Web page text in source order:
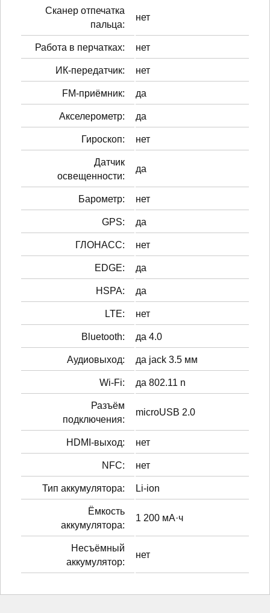
Сканер отпечатка
пальца:
нет
Работа в перчатках: нет
ИК-передатчик: нет
FM-приёмник: да
Акселерометр: да
Гироскоп: нет
Датчик
освещенности:
да
Барометр: нет
GPS: да
ГЛОНАСС: нет
EDGE: да
HSPA: да
LTE: нет
Bluetooth: да 4.0
Аудиовыход: да jack 3.5 мм
Wi-Fi: да 802.11 n
Разъём
подключения:
microUSB 2.0
HDMI-выход: нет
NFC: нет
Тип аккумулятора: Li-ion
Ёмкость
аккумулятора:
1 200 мА·ч
Несъёмный
аккумулятор:
нет